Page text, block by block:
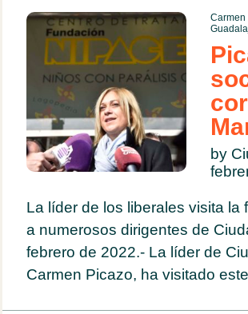
Carmen
by
La líder de los liberales visita
a numerosos dirigentes de
febrero de 2022.- La líder de
Carmen Picazo, ha visitado